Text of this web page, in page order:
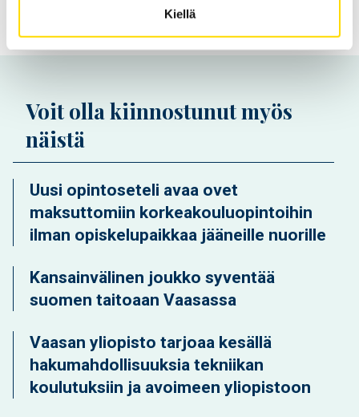
Kiellä
Voit olla kiinnostunut myös
näistä
Uusi opintoseteli avaa ovet
maksuttomiin korkeakouluopintoihin
ilman opiskelupaikkaa jääneille nuorille
Kansainvälinen joukko syventää
suomen taitoaan Vaasassa
Vaasan yliopisto tarjoaa kesällä
hakumahdollisuuksia tekniikan
koulutuksiin ja avoimeen yliopistoon